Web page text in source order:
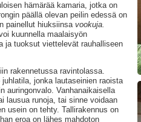
hämärää kamaria, jotka on
päällä olevan peilin edessä on
painellut hiuksiinsa vookuja.
kuunnella maalaisyön
ja tuoksut viettelevät rauhalliseen
rakennetussa ravintolassa.
jonka lautaseinien raoista
auringonvalo. Vanhanaikaisella
lausua runoja, tai sinne voidaan
usein on tehty. Tallirakennus on
eroa on lähes mahdoton